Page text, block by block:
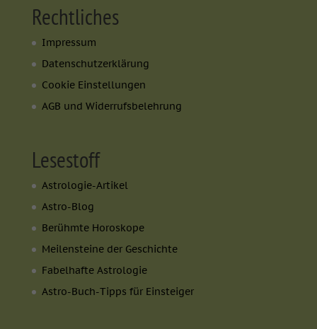
Rechtliches
Impressum
Datenschutzerklärung
Cookie Einstellungen
AGB und Widerrufsbelehrung
Lesestoff
Astrologie-Artikel
Astro-Blog
Berühmte Horoskope
Meilensteine der Geschichte
Fabelhafte Astrologie
Astro-Buch-Tipps für Einsteiger